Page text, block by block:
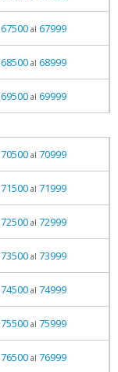
67500al 67999
68500al 68999
69500al 69999
70500al 70999
71500al 71999
72500al 72999
73500al 73999
74500al 74999
75500al 75999
76500al 76999